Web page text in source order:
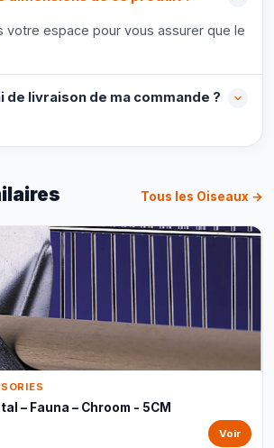
votre espace pour vous assurer que le
de livraison de ma commande ?
Tous les Oiseaux →
– Fauna – Chroom - 5CM
Voir